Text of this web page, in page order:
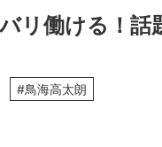
リ働ける！
#鳥海高太朗